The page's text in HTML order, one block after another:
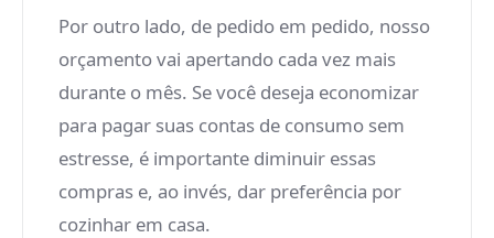
Por outro lado, de pedido em pedido, nosso
orçamento vai apertando cada vez mais
durante o mês. Se você deseja economizar
para pagar suas contas de consumo sem
estresse, é importante diminuir essas
compras e, ao invés, dar preferência por
cozinhar em casa.